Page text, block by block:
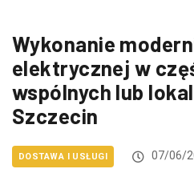
Wykonanie
elektrycznej w
wspólnych lub
Szczecin
DOSTAWA I USŁUGI 07/06/